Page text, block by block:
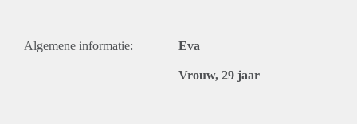
Algemene informatie: Eva
Vrouw, 29 jaar